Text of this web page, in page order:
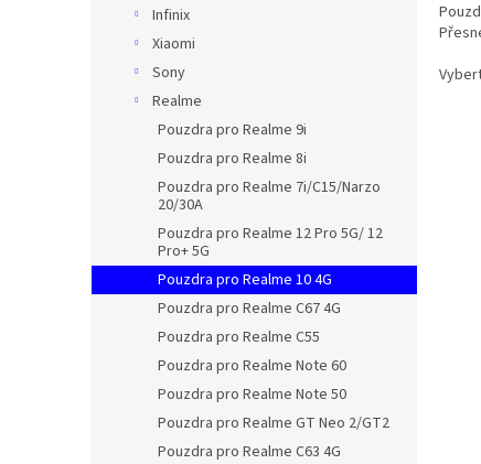
Infinix
Xiaomi
Sony
Realme
Pouzdra pro Realme 9i
Pouzdra pro Realme 8i
Pouzdra pro Realme 7i/C15/Narzo
20/30A
Pouzdra pro Realme 12 Pro 5G/ 12
Pro+ 5G
Pouzdra pro Realme 10 4G
Pouzdra pro Realme C67 4G
Pouzdra pro Realme C55
Pouzdra pro Realme Note 60
Pouzdra pro Realme Note 50
Pouzdra pro Realme GT Neo 2/GT2
Pouzdra pro Realme C63 4G